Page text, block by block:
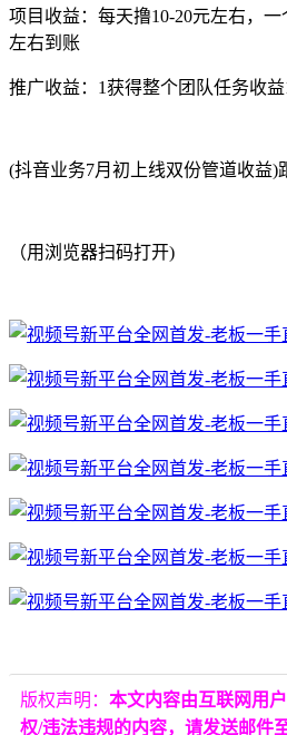
项目收益：每天撸10-20元左右，
左右到账
推广收益：1获得整个团队任务收
(抖音业务7月初上线双份管道收益
（用浏览器扫码打开)
版权声明： 本文内容由互联网用
权/违法违规的内容，请发送邮件